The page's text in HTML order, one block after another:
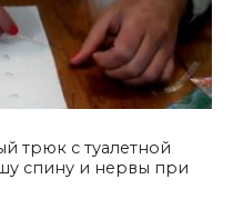
трюк с туалетной
спину и нервы при